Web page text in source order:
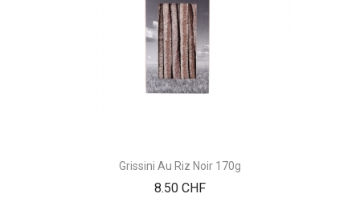
Grissini Au Riz Noir 170g
8.50 CHFPrix